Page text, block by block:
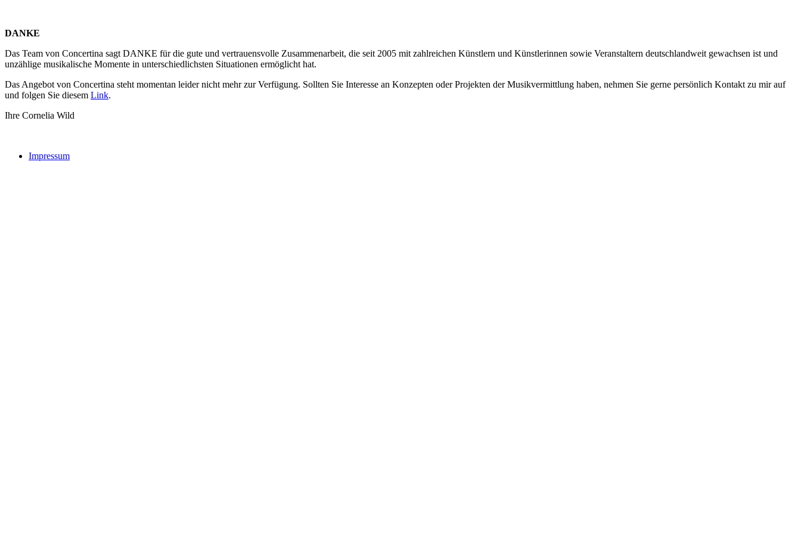
DANKE
Das Team von Concertina sagt DANKE für die gute und vertrauensvolle Zusammenarbeit, die seit 2005 mit zahlreichen Künstlern und Künstlerinnen sowie Veranstaltern deutschlandweit gewachsen ist und
unzählige musikalische Momente in unterschiedlichsten Situationen ermöglicht hat.
Das Angebot von Concertina steht momentan leider nicht mehr zur Verfügung. Sollten Sie Interesse an Konzepten oder Projekten der Musikvermittlung haben, nehmen Sie gerne persönlich Kontakt zu mir auf
und folgen Sie diesem Link.
Ihre Cornelia Wild
Impressum